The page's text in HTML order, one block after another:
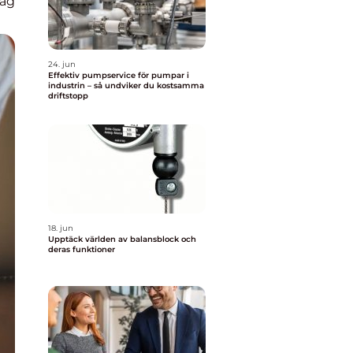
24. jun
Effektiv pumpservice för pumpar i
industrin – så undviker du kostsamma
driftstopp
18. jun
Upptäck världen av balansblock och
deras funktioner